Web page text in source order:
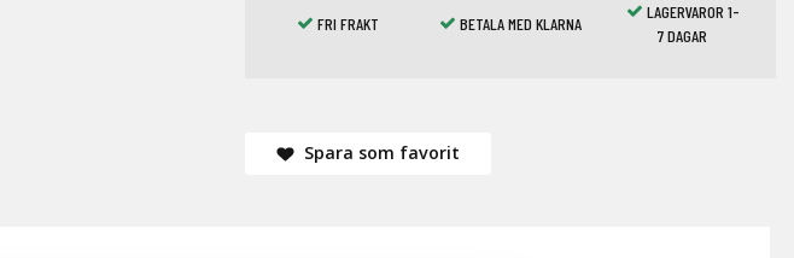
FRI FRAKT BETALA MED KLARNA
LAGERVAROR 1-
7 DAGAR
Spara som favorit